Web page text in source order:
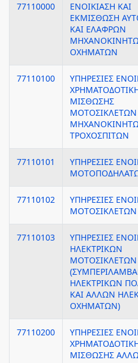
77110000
ΕΝΟΙΚΙΑΣΗ ΚΑΙ
ΕΚΜΙΣΘΩΣΗ
ΚΑΙ ΕΛΑΦΡΩΝ
ΟΧΗΜΑΤΩΝ
77110100
ΥΠΗΡΕΣΙΕΣ
ΜΙΣΘΩΣΗΣ
ΜΟΤΟΣΙΚΛΕΤΩΝ
ΤΡΟΧΟΣΠΙΤΩΝ
77110101
ΥΠΗΡΕΣΙΕΣ
77110102
ΥΠΗΡΕΣΙΕΣ
ΜΟΤΟΣΙΚΛΕΤΩΝ
77110103
ΥΠΗΡΕΣΙΕΣ
ΗΛΕΚΤΡΙΚΩΝ
ΜΟΤΟΣΙΚΛΕΤΩΝ
ΗΛΕΚΤΡΙΚΩΝ
ΚΑΙ ΑΛΛΩΝ
ΟΧΗΜΑΤΩΝ)
77110200
ΥΠΗΡΕΣΙΕΣ
ΜΙΣΘΩΣΗΣ